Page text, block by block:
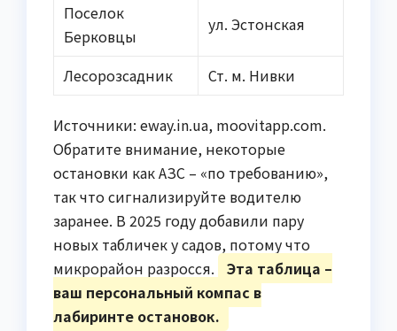
Поселок
Берковцы
ул. Эстонская
Лесорозсадник Ст. м. Нивки
Источники: eway.in.ua, moovitapp.com.
Обратите внимание, некоторые
остановки как АЗС – «по требованию»,
так что сигнализируйте водителю
заранее. В 2025 году добавили пару
новых табличек у садов, потому что
микрорайон разросся.
Эта таблица –
ваш персональный компас в
лабиринте остановок.